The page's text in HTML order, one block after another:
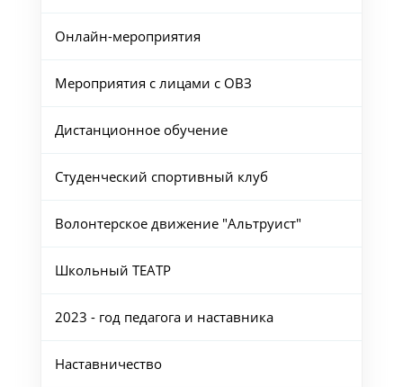
Онлайн-мероприятия
Мероприятия с лицами с ОВЗ
Дистанционное обучение
Студенческий спортивный клуб
Волонтерское движение "Альтруист"
Школьный ТЕАТР
2023 - год педагога и наставника
Наставничество